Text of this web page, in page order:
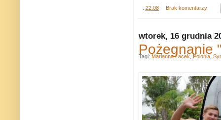
22:08 Brak komentarzy:
wtorek, 16 grudnia
Pożegnanie
Tagi: Marianna Łacek Polonia